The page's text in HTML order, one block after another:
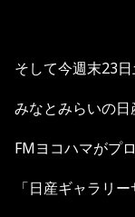
そして今週末23
みなとみらいの
FMヨコハマがプ
「日産ギャラリ